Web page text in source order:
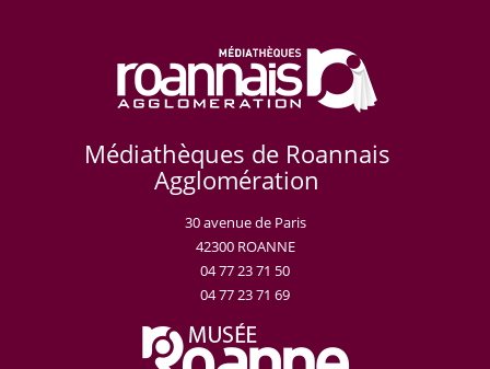
Médiathèques de Roannais
Agglomération
30 avenue de Paris
42300 ROANNE
04 77 23 71 50
04 77 23 71 69